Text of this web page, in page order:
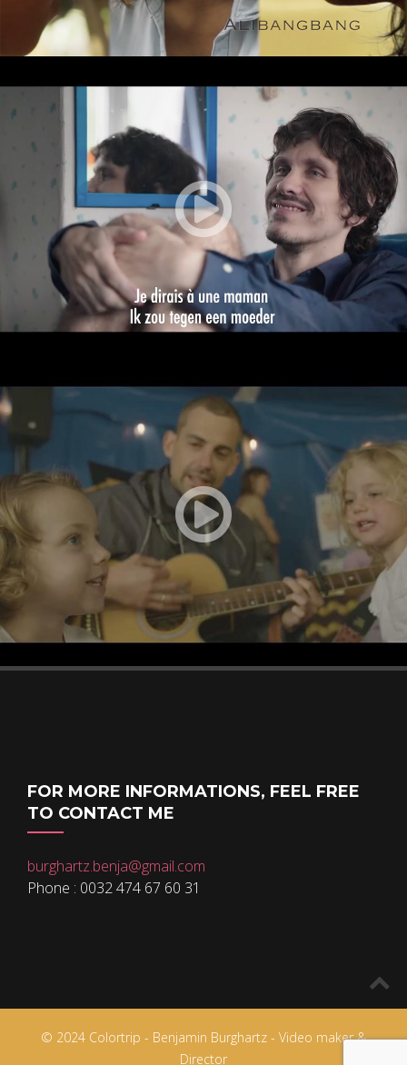
FOR MORE INFORMATIONS, FEEL FREE
TO CONTACT ME
burghartz.benja@gmail.com
Phone : 0032 474 67 60 31
© 2024 Colortrip - Benjamin Burghartz - Video maker &
Director